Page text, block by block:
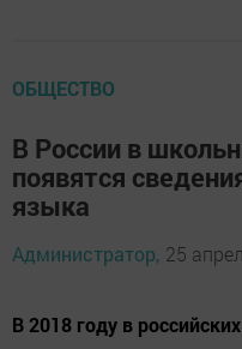
ОБЩЕСТВО
В России в
появятся
языка
Администратор, 25
В 2018 году в